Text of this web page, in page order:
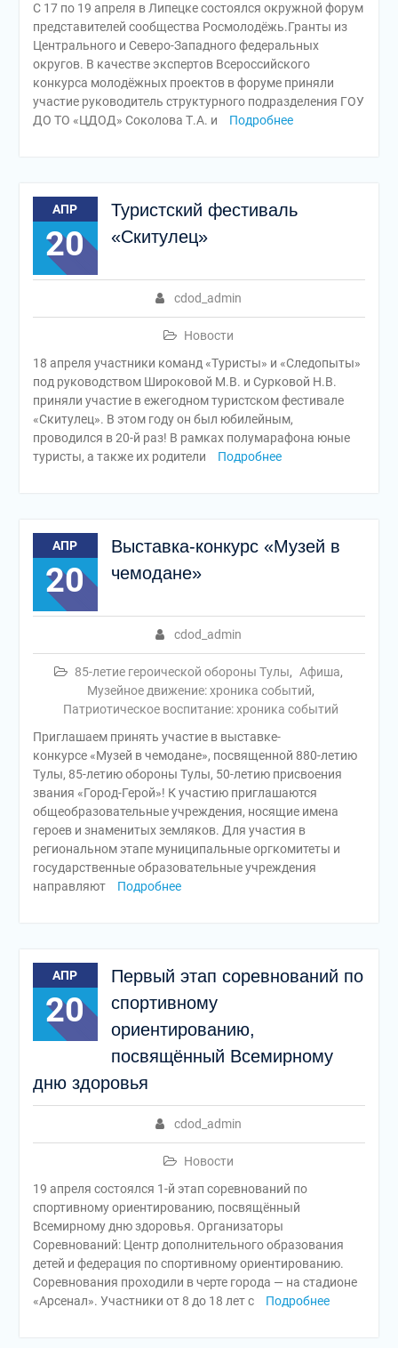
С 17 по 19 апреля в Липецке состоялся окружной форум
представителей сообщества Росмолодёжь.Гранты из
Центрального и Северо-Западного федеральных
округов. В качестве экспертов Всероссийского
конкурса молодёжных проектов в форуме приняли
участие руководитель структурного подразделения ГОУ
ДО ТО «ЦДОД» Соколова Т.А. и
Подробнее
АПР
20
Туристский фестиваль
«Скитулец»
cdod_admin
Новости
18 апреля участники команд «Туристы» и «Следопыты»
под руководством Широковой М.В. и Сурковой Н.В.
приняли участие в ежегодном туристском фестивале
«Скитулец». В этом году он был юбилейным,
проводился в 20-й раз! В рамках полумарафона юные
туристы, а также их родители
Подробнее
АПР
20
Выставка-конкурс «Музей в
чемодане»
cdod_admin
85-летие героической обороны Тулы, Афиша,
Музейное движение: хроника событий,
Патриотическое воспитание: хроника событий
Приглашаем принять участие в выставке-
конкурсе «Музей в чемодане», посвященной 880-летию
Тулы, 85-летию обороны Тулы, 50-летию присвоения
звания «Город-Герой»! К участию приглашаются
общеобразовательные учреждения, носящие имена
героев и знаменитых земляков. Для участия в
региональном этапе муниципальные оргкомитеты и
государственные образовательные учреждения
направляют
Подробнее
АПР
20
Первый этап соревнований по
спортивному
ориентированию,
посвящённый Всемирному
дню здоровья
cdod_admin
Новости
19 апреля состоялся 1-й этап соревнований по
спортивному ориентированию, посвящённый
Всемирному дню здоровья. Организаторы
Соревнований: Центр дополнительного образования
детей и федерация по спортивному ориентированию.
Соревнования проходили в черте города — на стадионе
«Арсенал». Участники от 8 до 18 лет с
Подробнее